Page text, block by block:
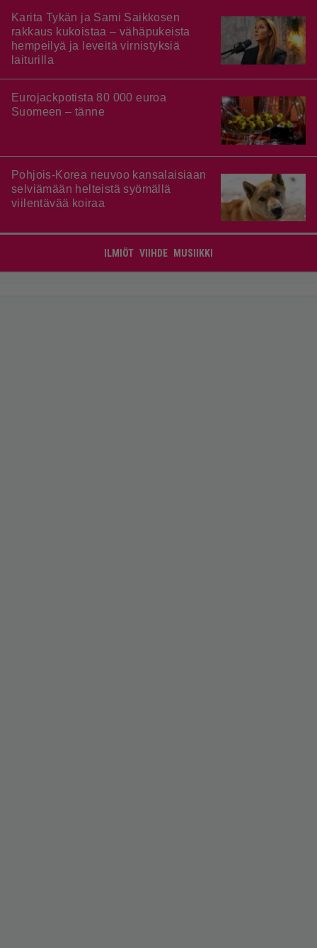
Karita Tykän ja Sami Saikkosen
rakkaus kukoistaa – vähäpukeista
hempeilyä ja leveitä virnistyksiä
laiturilla
Eurojackpotista 80 000 euroa
Suomeen – tänne
Pohjois-Korea neuvoo kansalaisiaan
selviämään helteistä syömällä
viilentävää koiraa
ILMIÖT VIIHDE MUSIIKKI